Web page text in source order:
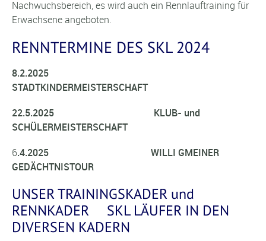
Nachwuchsbereich, es wird auch ein Rennlauftraining für
Erwachsene angeboten.
RENNTERMINE DES SKL 2024
8.2.2025
STADTKINDERMEISTERSCHAFT
22.5.2025 KLUB- und
SCHÜLERMEISTERSCHAFT
6.4.2025 WILLI GMEINER
GEDÄCHTNISTOUR
UNSER TRAININGSKADER und
RENNKADER SKL LÄUFER IN DEN
DIVERSEN KADERN